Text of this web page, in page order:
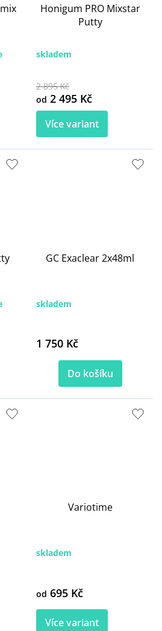
Honigum PRO Mixstar
Putty
skladem
2 895 Kč
od 2 495 Kč
Více variant
GC Exaclear 2x48ml
skladem
1 750 Kč
Do košíku
Variotime
skladem
od 695 Kč
Více variant